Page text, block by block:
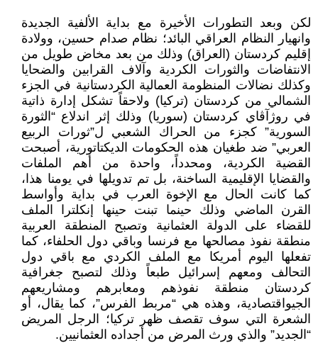
لكن وبعد التطورات الأخيرة مع بداية الألفية الجديدة
وانهيار النظام العراقي البائد؛ نظام صدام حسين، وولادة
إقليم كردستان (العراق) وذلك من بعد مخاض طويل من
الانتفاضات والثورات الكردية وآلاف القرابين والضحايا
وكذلك نضالات المنظومة العمالية الكردستانية في الجزء
الشمالي من كردستان (تركيا) ولاحقاً تشكل إدارة ذاتية
في روژآڤاي كردستان (سوريا) وذلك إثر اندلاع “الثورة
السورية” كجزء من الحراك الشعبي ل”ثورات الربيع
العربي” ضد طغيان هذه الحكومات الديكتاتورية، أصبحت
القضية الكردية، ومحدداً، واحدة من أهم الملفات
والقضايا الإقليمية الساخنة، بل تم تدويلها في يومنا هذا،
كما كانت الحال مع الإخوة العرب في بداية وأواسط
القرن الماضي وذلك حينما تبنت حينها إنكلترا الملف
للقضاء على الدولة العثمانية وتصبح المنطقة العربية
منطقة نفوذ مصالحها مع فرنسا وباقي دول الحلفاء، كما
تفعلها اليوم أمريكا مع الملف الكردي مع باقي دول
التحالف ومعهم إسرائيل طبعاً وذلك لتصبح جغرافية
كردستان منطقة نفوذهم ومعابرهم ومشاريعهم
الجيواقتصادية، وهذه هي “مربط الفرس”، كما يقال، أو
الشعرة التي سوف تقصف ظهر تركيا؛ الرجل المريض
“الجديد” والذي ورث المرض من أجداده العثمانيين.